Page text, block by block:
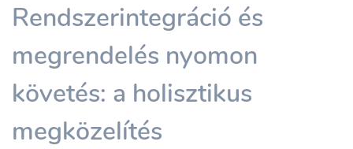
Rendszerintegráció és
megrendelés nyomon
követés: a holisztikus
megközelítés